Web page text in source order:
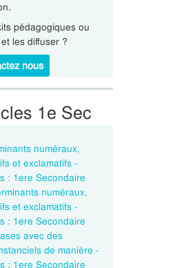
pédagogiques ou
les diffuser ?
nous
1e Sec
numéraux,
et exclamatifs -
: 1ere Secondaire
numéraux,
et exclamatifs -
: 1ere Secondaire
avec des
de manière -
: 1ere Secondaire